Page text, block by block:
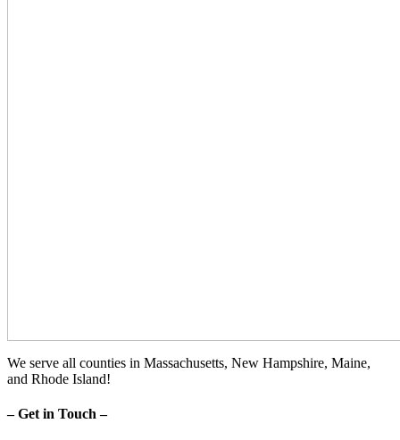
We serve all counties in Massachusetts, New Hampshire, Maine,
and Rhode Island!
– Get in Touch –